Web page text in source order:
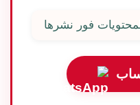
فور نشرها